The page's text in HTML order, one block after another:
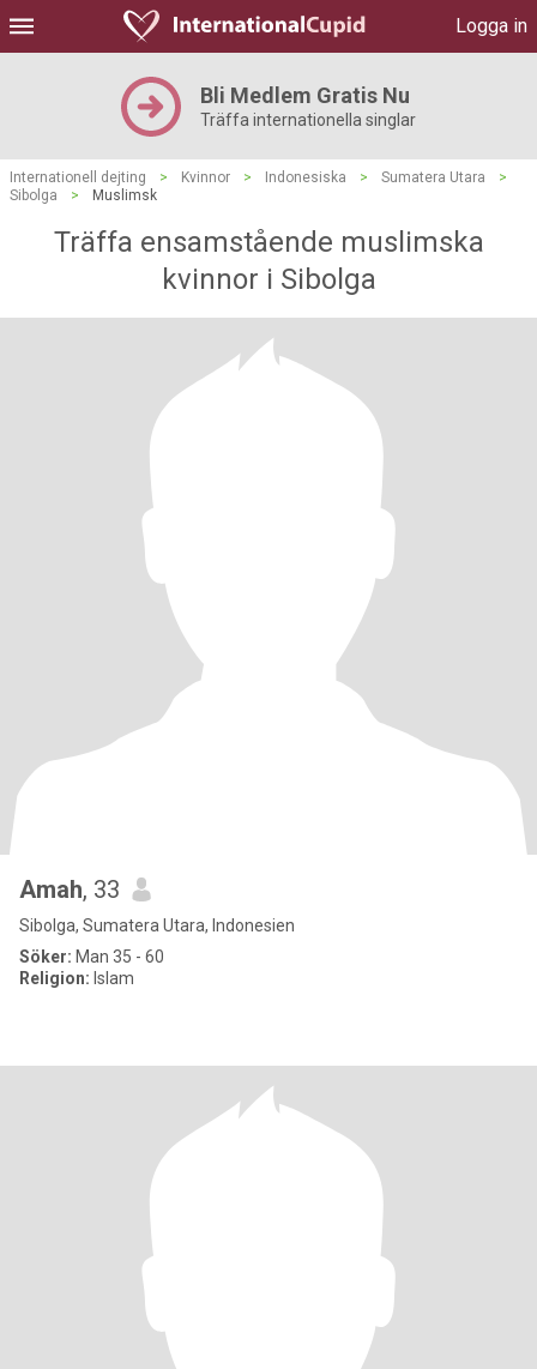
Logga in
Bli Medlem Gratis Nu
Träffa internationella singlar
Internationell dejting > Kvinnor > Indonesiska > Sumatera Utara
>
Sibolga
> Muslimsk
Träffa ensamstående muslimska
kvinnor i Sibolga
Amah, 33
Sibolga, Sumatera Utara, Indonesien
Söker: Man 35 - 60
Religion: Islam